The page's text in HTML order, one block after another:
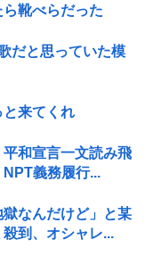
靴べらだった
だと思っていた模
来てくれ
平和宣言一文読み飛
義務履行...
獄なんだけど」と某
到、オシャレ...